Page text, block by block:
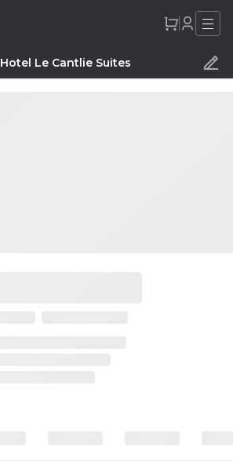
Hotel Le Cantlie Suites